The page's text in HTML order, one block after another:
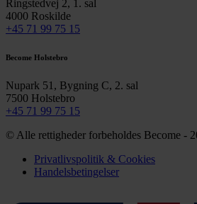
Ringstedvej 2, 1. sal
4000 Roskilde
+45 71 99 75 15
Become Holstebro
Nupark 51, Bygning C, 2. sal
7500 Holstebro
+45 71 99 75 15
© Alle rettigheder forbeholdes Become -
Privatlivspolitik & Cookies
Handelsbetingelser